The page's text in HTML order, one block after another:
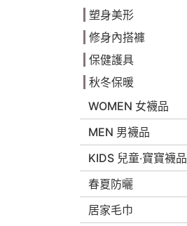
塑身美形
修身內搭褲
保健護具
秋冬保暖
WOMEN 女襪品
MEN 男襪品
KIDS 兒童‧寶寶襪品
春夏防曬
居家毛巾